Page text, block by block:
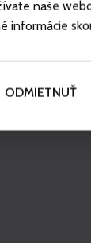
naše
informácie
ODMIETNUŤ